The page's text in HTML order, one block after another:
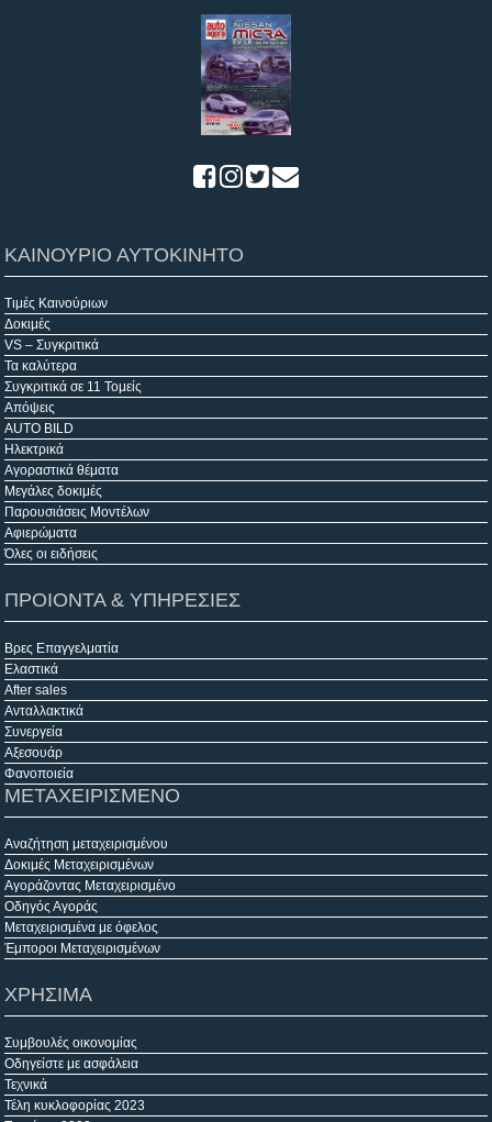
ΚΑΙΝΟΥΡΙΟ ΑΥΤΟΚΙΝΗΤΟ
Τιμές Καινούριων
Δοκιμές
VS – Συγκριτικά
Τα καλύτερα
Συγκριτικά σε 11 Τομείς
Απόψεις
AUTO BILD
Ηλεκτρικά
Αγοραστικά θέματα
Μεγάλες δοκιμές
Παρουσιάσεις Μοντέλων
Αφιερώματα
Όλες οι ειδήσεις
ΠΡΟΙΟΝΤΑ & ΥΠΗΡΕΣΙΕΣ
Βρες Επαγγελματία
Ελαστικά
After sales
Ανταλλακτικά
Συνεργεία
Αξεσουάρ
Φανοποιεία
ΜΕΤΑΧΕΙΡΙΣΜΕΝΟ
Αναζήτηση μεταχειρισμένου
Δοκιμές Μεταχειρισμένων
Αγοράζοντας Μεταχειρισμένο
Οδηγός Αγοράς
Μεταχειρισμένα με όφελος
Έμποροι Μεταχειρισμένων
ΧΡΗΣΙΜΑ
Συμβουλές οικονομίας
Οδηγείστε με ασφάλεια
Τεχνικά
Τέλη κυκλοφορίας 2023